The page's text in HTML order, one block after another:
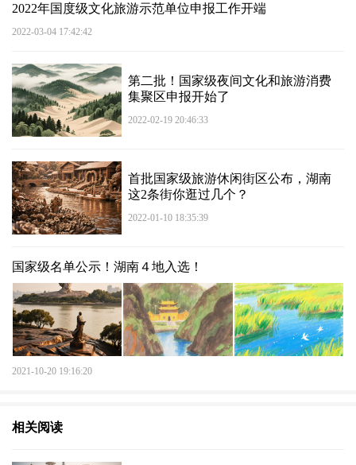
2022年国度级文化旅游示范单位申报工作开端
2022-03-04 17:42:42
第二批！国家级夜间文化和旅游消费
集聚区申报开始了
2022-02-19 20:46:33
首批国家级旅游休闲街区公布，湖南
这2条街你逛过几个？
2022-01-10 18:35:39
国家级名单公示！湖南４地入选！
2021-10-20 19:16:20
相关阅读